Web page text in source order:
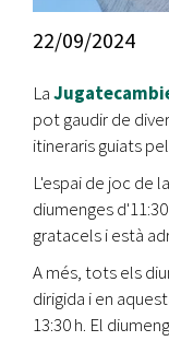
22/09/2024
La
pot gaudir de
itineraris guiats
L'espai de joc de
diumenges
gratacels i està
A més, tots els
dirigida i en
13:30 h. El